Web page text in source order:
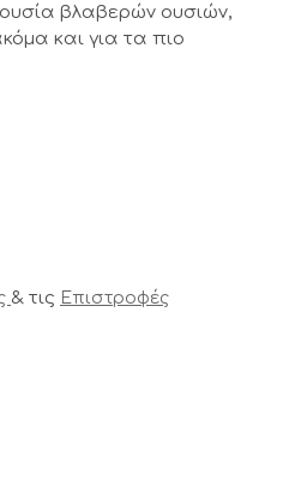
βλαβερών ουσιών,
και για τα πιο
& τις Επιστροφές